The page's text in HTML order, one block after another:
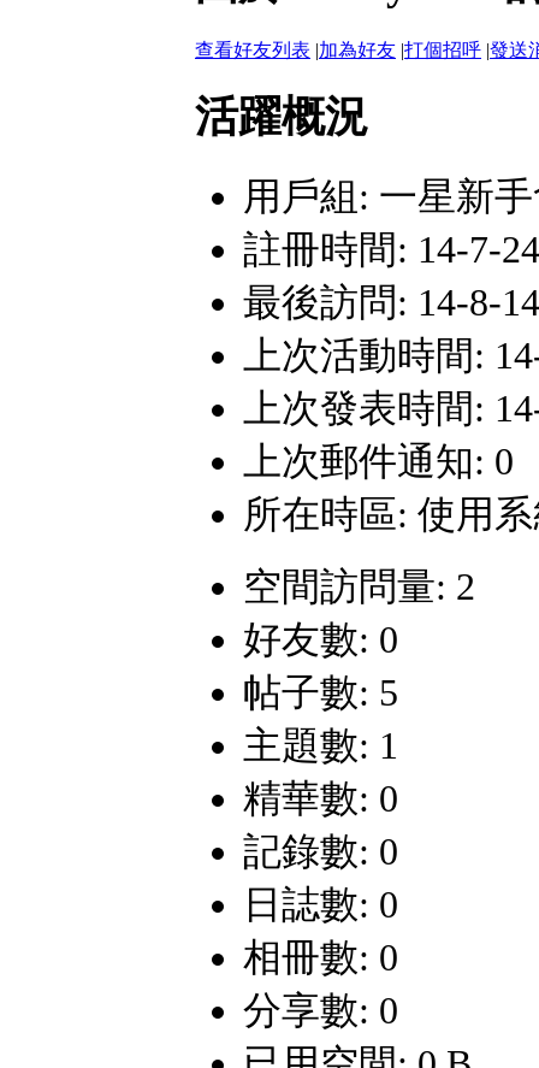
查看好友列表 |加為好友 |打個招呼 |發送
活躍概況
用戶組: 一星新
註冊時間: 14-7-
最後訪問: 14-8-
上次活動時間:
上次發表時間:
上次郵件通知: 0
所在時區: 使用
空間訪問量: 2
好友數: 0
帖子數: 5
主題數: 1
精華數: 0
記錄數: 0
日誌數: 0
相冊數: 0
分享數: 0